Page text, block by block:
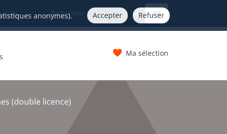
anonymes). Accepter Refuser
FR
Ma sélection
(double licence)